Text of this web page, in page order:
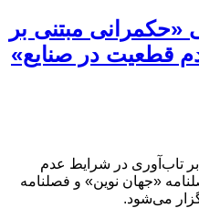
«حکمرانی مبتنی بر
قطعیت در صنایع»
تاب‌آوری در شرایط عدم
«جهان نوین» و فصلنامه
می‌شود.